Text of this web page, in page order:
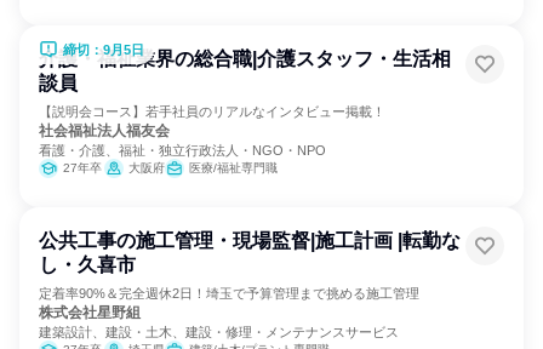
締切：9月5日
介護・福祉業界の総合職|介護スタッフ・生活相
談員
【説明会コース】若手社員のリアルなインタビュー掲載！
社会福祉法人福友会
看護・介護、福祉・独立行政法人・NGO・NPO
27年卒 大阪府 医療/福祉専門職
公共工事の施工管理・現場監督|施工計画 |転勤な
し・久喜市
定着率90%＆完全週休2日！埼玉で予算管理まで挑める施工管理
株式会社星野組
建築設計、建設・土木、建設・修理・メンテナンスサービス